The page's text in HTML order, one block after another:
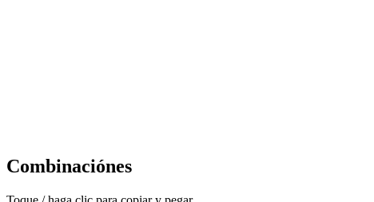
Combinaciónes